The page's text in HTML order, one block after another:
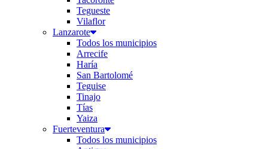
Tegueste
Vilaflor
Lanzarote
Todos los municipios
Arrecife
Haría
San Bartolomé
Teguise
Tinajo
Tías
Yaiza
Fuerteventura
Todos los municipios